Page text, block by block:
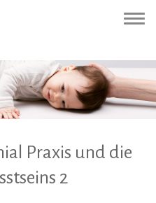
Praxis und die
2